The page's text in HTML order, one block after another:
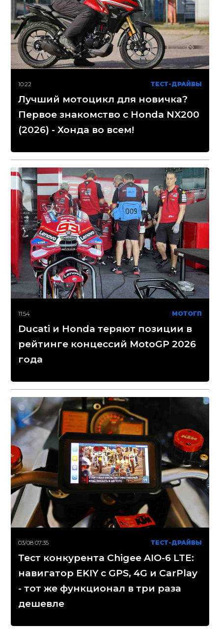
10:22 ТЕСТ-ДРАЙВЫ
Лучший мотоцикл для новичка?
Первое знакомство с Honda NX200
(2026) - Хонда во всем!
11:54 МОТОГП
Ducati и Honda теряют позиции в
рейтинге концессий MotoGP 2026
года
03/08 07:35 ТЕСТ-ДРАЙВЫ
Тест конкурента Chigee AIO-6 LTE:
навигатор EKIY с GPS, 4G и CarPlay
- тот же функционал в три раза
дешевле